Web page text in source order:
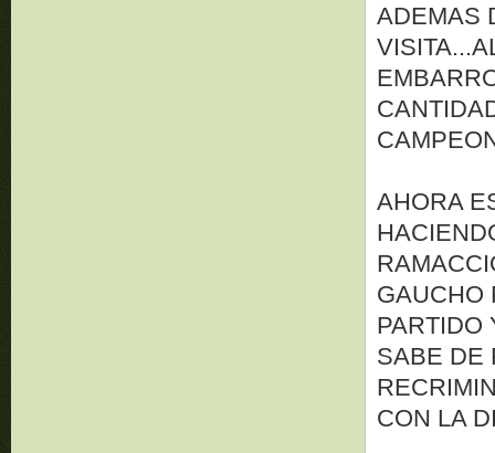
ADEMAS
AHORA
GAUCHO
PARTIDO
SABE DE
CON LA